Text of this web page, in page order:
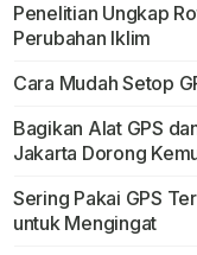
Penelitian Ungkap
Perubahan Iklim
Cara Mudah Setop
Bagikan Alat GPS
Jakarta Dorong
Sering Pakai GPS
untuk Mengingat